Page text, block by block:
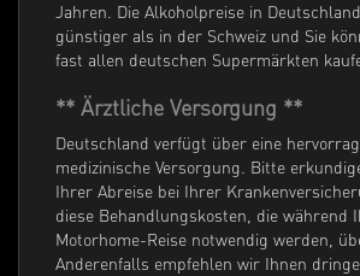
Jahren. Die Alkoholpreise in
günstiger als in der Schweiz und Sie
fast allen deutschen Supermärkten
** Ärztliche Versorgung **
Deutschland verfügt über eine
medizinische Versorgung. Bitte
Ihrer Abreise bei Ihrer
diese Behandlungskosten, die während
Motorhome-Reise notwendig werden,
Anderenfalls empfehlen wir Ihnen